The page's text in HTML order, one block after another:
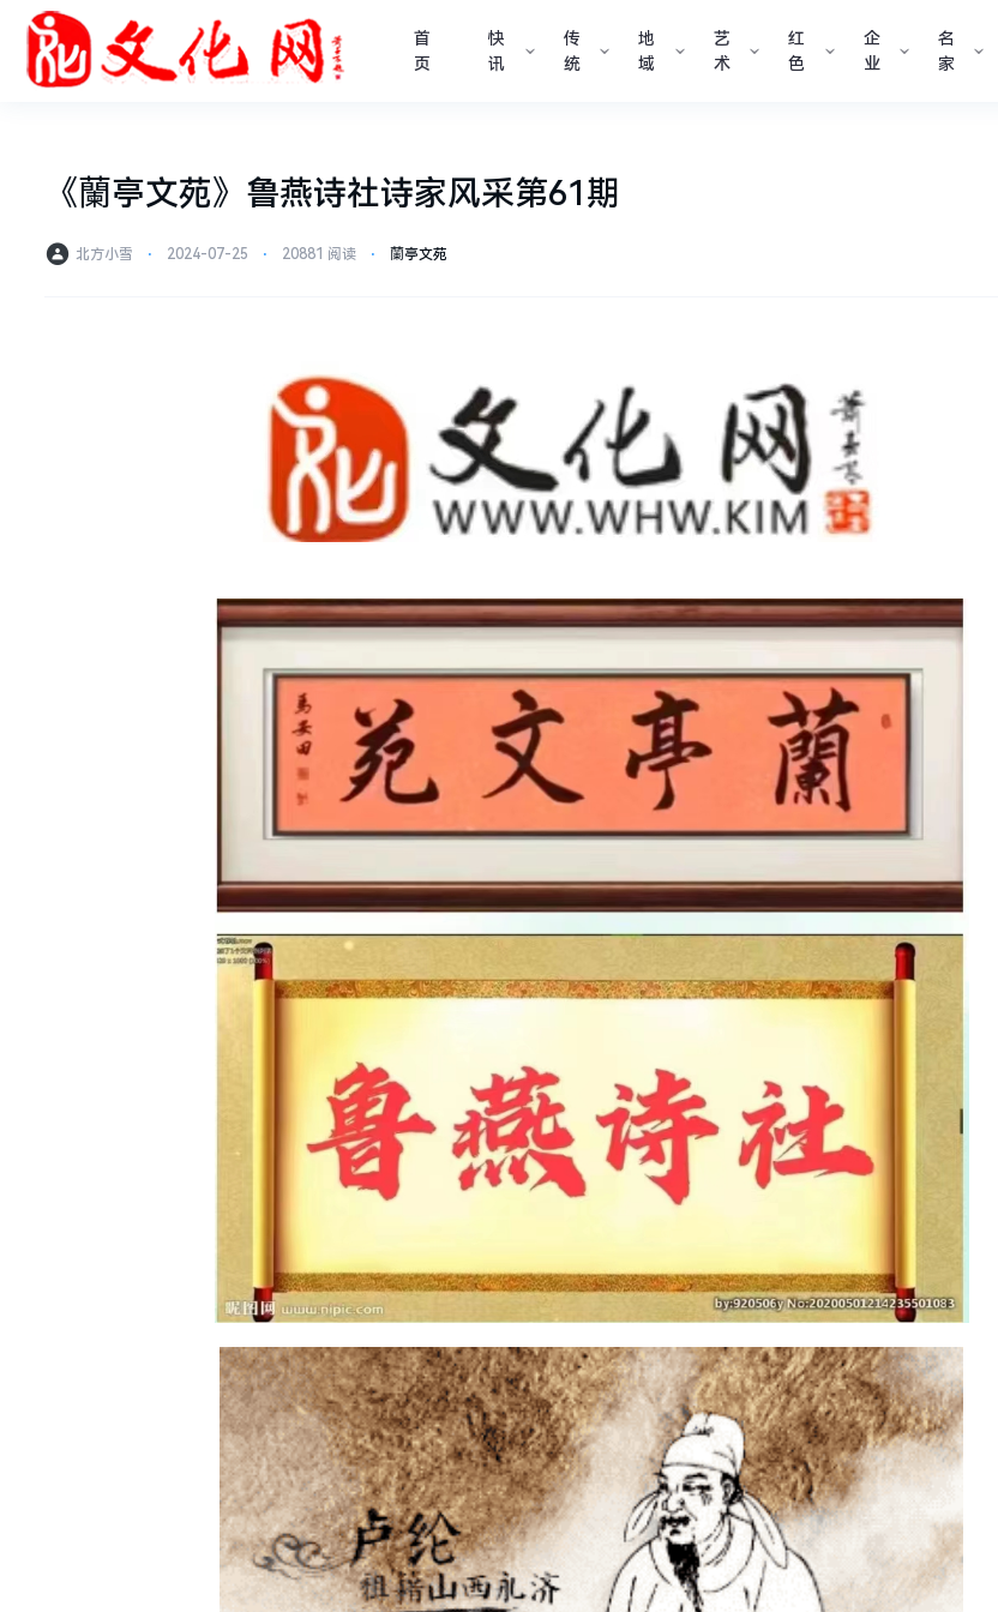
首
页
快
讯
传
统
地
域
艺
术
红
色
企
业
名
家
《蘭亭文苑》鲁燕诗社诗家风采第61期
北方小雪 ⋅ 2024-07-25 ⋅ 20881 阅读 ⋅ 蘭亭文苑